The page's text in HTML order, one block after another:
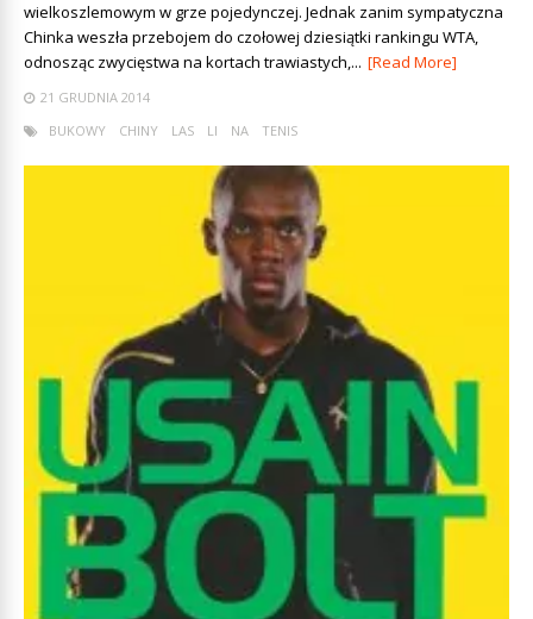
wielkoszlemowym w grze pojedynczej. Jednak zanim sympatyczna
Chinka weszła przebojem do czołowej dziesiątki rankingu WTA,
odnosząc zwycięstwa na kortach trawiastych,... [Read More]
21 GRUDNIA 2014
BUKOWY
CHINY LAS LI NA TENIS